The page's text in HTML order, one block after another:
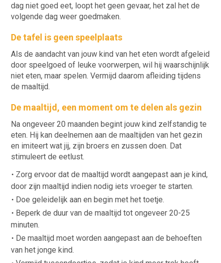
dag niet goed eet, loopt het geen gevaar, het zal het de
volgende dag weer goedmaken.
De tafel is geen speelplaats
Als de aandacht van jouw kind van het eten wordt afgeleid
door speelgoed of leuke voorwerpen, wil hij waarschijnlijk
niet eten, maar spelen. Vermijd daarom afleiding tijdens
de maaltijd.
De maaltijd, een moment om te delen als gezin
Na ongeveer 20 maanden begint jouw kind zelfstandig te
eten. Hij kan deelnemen aan de maaltijden van het gezin
en imiteert wat jij, zijn broers en zussen doen. Dat
stimuleert de eetlust.
Zorg ervoor dat de maaltijd wordt aangepast aan je kind,
door zijn maaltijd indien nodig iets vroeger te starten.
Doe geleidelijk aan en begin met het toetje.
Beperk de duur van de maaltijd tot ongeveer 20-25
minuten.
De maaltijd moet worden aangepast aan de behoeften
van het jonge kind.